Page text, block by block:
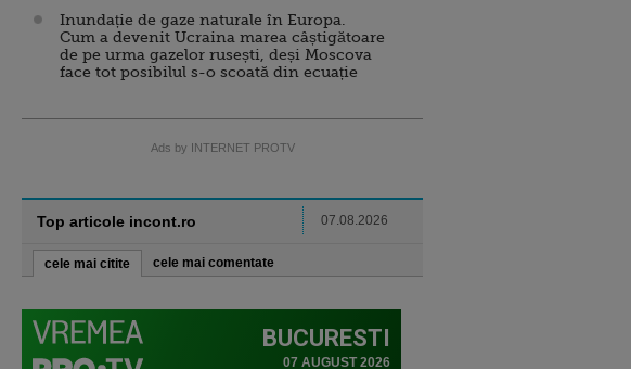
Inundație de gaze naturale în Europa.
Cum a devenit Ucraina marea câștigătoare
de pe urma gazelor rusești, deși Moscova
face tot posibilul s-o scoată din ecuație
Ads by INTERNET PROTV
Top articole incont.ro 07.08.2026
cele mai citite cele mai comentate